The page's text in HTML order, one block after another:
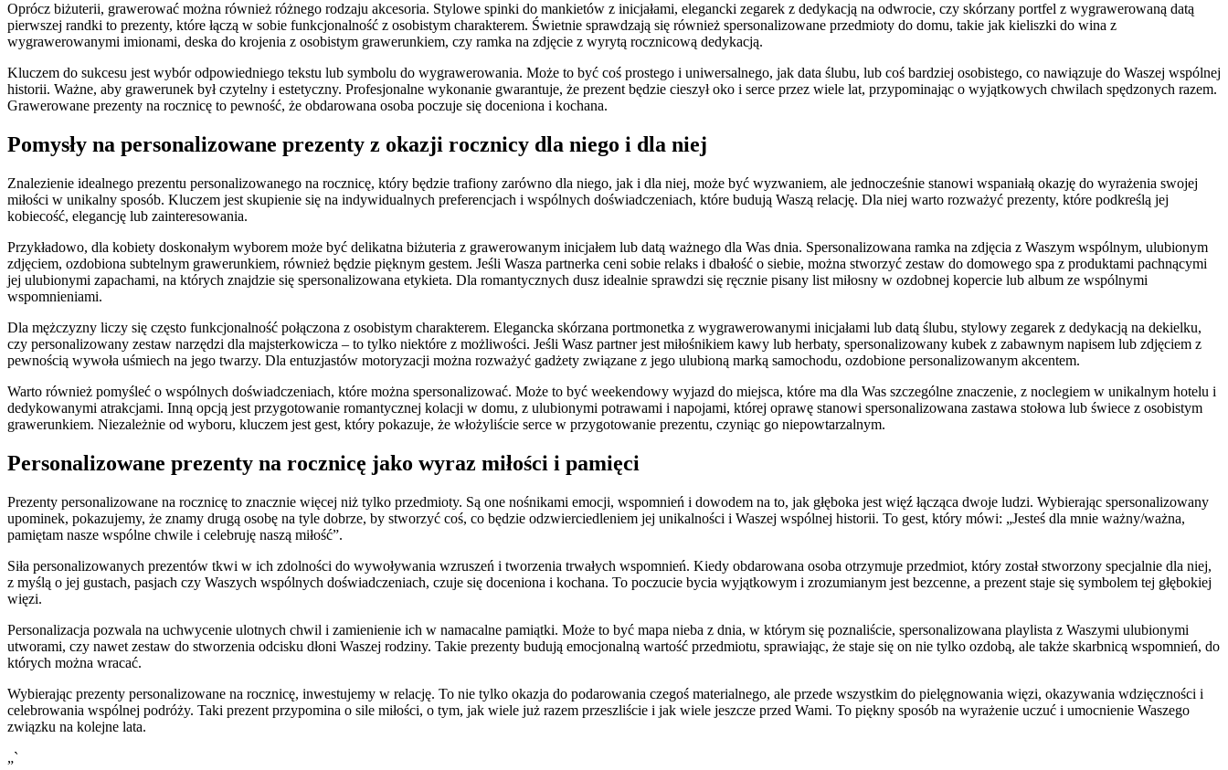
Oprócz biżuterii, grawerować można również różnego rodzaju akcesoria. Stylowe spinki do mankietów z inicjałami, elegancki zegarek z dedykacją na odwrocie, czy skórzany portfel z wygrawerowaną datą
pierwszej randki to prezenty, które łączą w sobie funkcjonalność z osobistym charakterem. Świetnie sprawdzają się również spersonalizowane przedmioty do domu, takie jak kieliszki do wina z
wygrawerowanymi imionami, deska do krojenia z osobistym grawerunkiem, czy ramka na zdjęcie z wyrytą rocznicową dedykacją.
Kluczem do sukcesu jest wybór odpowiedniego tekstu lub symbolu do wygrawerowania. Może to być coś prostego i uniwersalnego, jak data ślubu, lub coś bardziej osobistego, co nawiązuje do Waszej wspólnej
historii. Ważne, aby grawerunek był czytelny i estetyczny. Profesjonalne wykonanie gwarantuje, że prezent będzie cieszył oko i serce przez wiele lat, przypominając o wyjątkowych chwilach spędzonych razem.
Grawerowane prezenty na rocznicę to pewność, że obdarowana osoba poczuje się doceniona i kochana.
Pomysły na personalizowane prezenty z okazji rocznicy dla niego i dla niej
Znalezienie idealnego prezentu personalizowanego na rocznicę, który będzie trafiony zarówno dla niego, jak i dla niej, może być wyzwaniem, ale jednocześnie stanowi wspaniałą okazję do wyrażenia swojej
miłości w unikalny sposób. Kluczem jest skupienie się na indywidualnych preferencjach i wspólnych doświadczeniach, które budują Waszą relację. Dla niej warto rozważyć prezenty, które podkreślą jej
kobiecość, elegancję lub zainteresowania.
Przykładowo, dla kobiety doskonałym wyborem może być delikatna biżuteria z grawerowanym inicjałem lub datą ważnego dla Was dnia. Spersonalizowana ramka na zdjęcia z Waszym wspólnym, ulubionym
zdjęciem, ozdobiona subtelnym grawerunkiem, również będzie pięknym gestem. Jeśli Wasza partnerka ceni sobie relaks i dbałość o siebie, można stworzyć zestaw do domowego spa z produktami pachnącymi
jej ulubionymi zapachami, na których znajdzie się spersonalizowana etykieta. Dla romantycznych dusz idealnie sprawdzi się ręcznie pisany list miłosny w ozdobnej kopercie lub album ze wspólnymi
wspomnieniami.
Dla mężczyzny liczy się często funkcjonalność połączona z osobistym charakterem. Elegancka skórzana portmonetka z wygrawerowanymi inicjałami lub datą ślubu, stylowy zegarek z dedykacją na dekielku,
czy personalizowany zestaw narzędzi dla majsterkowicza – to tylko niektóre z możliwości. Jeśli Wasz partner jest miłośnikiem kawy lub herbaty, spersonalizowany kubek z zabawnym napisem lub zdjęciem z
pewnością wywoła uśmiech na jego twarzy. Dla entuzjastów motoryzacji można rozważyć gadżety związane z jego ulubioną marką samochodu, ozdobione personalizowanym akcentem.
Warto również pomyśleć o wspólnych doświadczeniach, które można spersonalizować. Może to być weekendowy wyjazd do miejsca, które ma dla Was szczególne znaczenie, z noclegiem w unikalnym hotelu i
dedykowanymi atrakcjami. Inną opcją jest przygotowanie romantycznej kolacji w domu, z ulubionymi potrawami i napojami, której oprawę stanowi spersonalizowana zastawa stołowa lub świece z osobistym
grawerunkiem. Niezależnie od wyboru, kluczem jest gest, który pokazuje, że włożyliście serce w przygotowanie prezentu, czyniąc go niepowtarzalnym.
Personalizowane prezenty na rocznicę jako wyraz miłości i pamięci
Prezenty personalizowane na rocznicę to znacznie więcej niż tylko przedmioty. Są one nośnikami emocji, wspomnień i dowodem na to, jak głęboka jest więź łącząca dwoje ludzi. Wybierając spersonalizowany
upominek, pokazujemy, że znamy drugą osobę na tyle dobrze, by stworzyć coś, co będzie odzwierciedleniem jej unikalności i Waszej wspólnej historii. To gest, który mówi: „Jesteś dla mnie ważny/ważna,
pamiętam nasze wspólne chwile i celebruję naszą miłość”.
Siła personalizowanych prezentów tkwi w ich zdolności do wywoływania wzruszeń i tworzenia trwałych wspomnień. Kiedy obdarowana osoba otrzymuje przedmiot, który został stworzony specjalnie dla niej,
z myślą o jej gustach, pasjach czy Waszych wspólnych doświadczeniach, czuje się doceniona i kochana. To poczucie bycia wyjątkowym i zrozumianym jest bezcenne, a prezent staje się symbolem tej głębokiej
więzi.
Personalizacja pozwala na uchwycenie ulotnych chwil i zamienienie ich w namacalne pamiątki. Może to być mapa nieba z dnia, w którym się poznaliście, spersonalizowana playlista z Waszymi ulubionymi
utworami, czy nawet zestaw do stworzenia odcisku dłoni Waszej rodziny. Takie prezenty budują emocjonalną wartość przedmiotu, sprawiając, że staje się on nie tylko ozdobą, ale także skarbnicą wspomnień, do
których można wracać.
Wybierając prezenty personalizowane na rocznicę, inwestujemy w relację. To nie tylko okazja do podarowania czegoś materialnego, ale przede wszystkim do pielęgnowania więzi, okazywania wdzięczności i
celebrowania wspólnej podróży. Taki prezent przypomina o sile miłości, o tym, jak wiele już razem przeszliście i jak wiele jeszcze przed Wami. To piękny sposób na wyrażenie uczuć i umocnienie Waszego
związku na kolejne lata.
„`